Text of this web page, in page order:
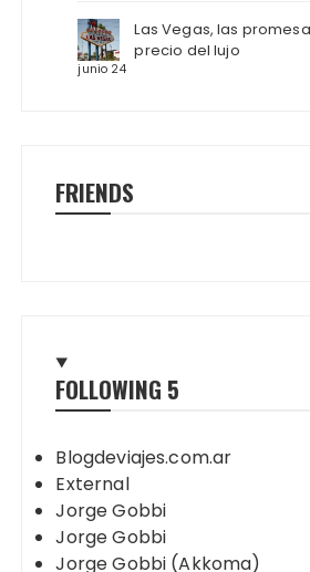
Las Vegas, las
precio del lujo
junio 24
FRIENDS
FOLLOWING 5
Blogdeviajes.com.ar
External
Jorge Gobbi
Jorge Gobbi
Jorge Gobbi (Akkoma)